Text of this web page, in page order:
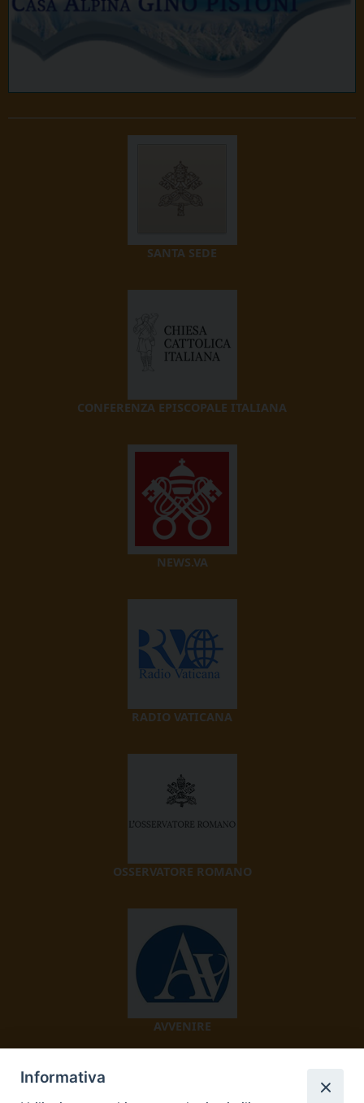
SANTA SEDE
CONFERENZA EPISCOPALE ITALIANA
NEWS.VA
RADIO VATICANA
OSSERVATORE ROMANO
AVVENIRE
Informativa